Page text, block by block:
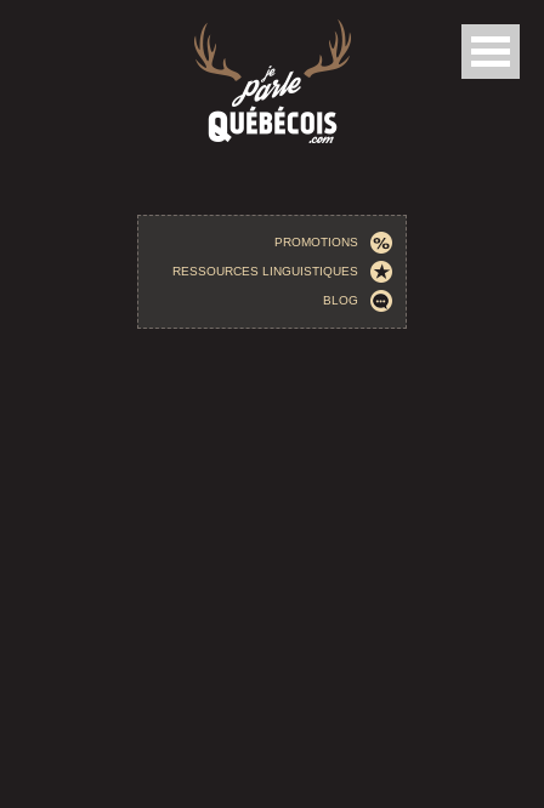
PROMOTIONS
RESSOURCES LINGUISTIQUES
BLOG